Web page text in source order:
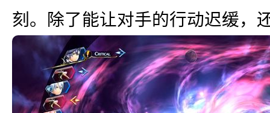
刻。除了能让对手的行动迟缓，